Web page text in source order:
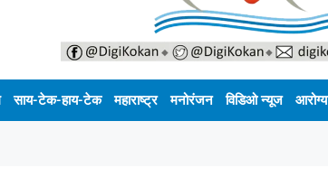
साय-टेक-हाय-टेक महाराष्ट्र मनोरंजन विडिओ न्यूज आरोग्य